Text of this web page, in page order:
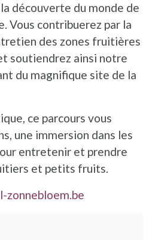
découverte du monde de
Vous contribuerez par la
des zones fruitières
soutiendrez ainsi notre
du magnifique site de la
ce parcours vous
une immersion dans les
entretenir et prendre
et petits fruits.